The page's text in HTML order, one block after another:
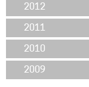
2012
2011
2010
2009